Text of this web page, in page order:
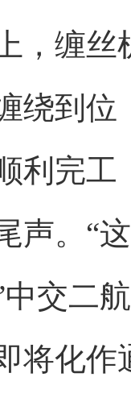
，缠丝
绕到位
利完工
声。“
中交二
将化作